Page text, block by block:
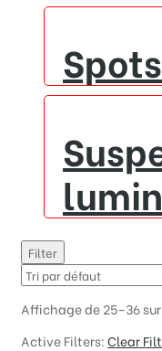
Filter
Affichage de 25–36
Active Filters:Clear